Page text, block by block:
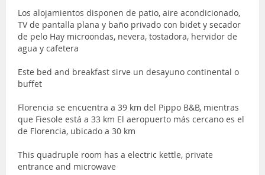
Los alojamientos disponen de patio, aire acondicionado,
TV de pantalla plana y baño privado con bidet y secador
de pelo Hay microondas, nevera, tostadora, hervidor de
agua y cafetera
Este bed and breakfast sirve un desayuno continental o
buffet
Florencia se encuentra a 39 km del Pippo B&B, mientras
que Fiesole está a 33 km El aeropuerto más cercano es el
de Florencia, ubicado a 30 km
This quadruple room has a electric kettle, private
entrance and microwave